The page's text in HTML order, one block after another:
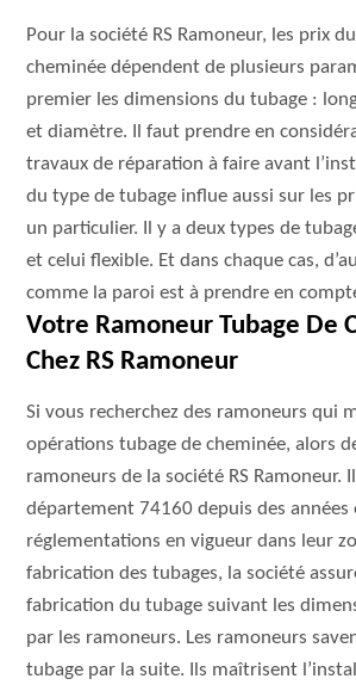
Pour la société RS Ramoneur, les prix
cheminée dépendent de plusieurs
premier les dimensions du tubage :
et diamètre. Il faut prendre en
travaux de réparation à faire avant
du type de tubage influe aussi sur les
un particulier. Il y a deux types de
et celui flexible. Et dans chaque cas,
comme la paroi est à prendre en
Votre Ramoneur Tubage De
Chez RS Ramoneur
Si vous recherchez des ramoneurs qui
opérations tubage de cheminée, alors
ramoneurs de la société RS Ramoneur.
département 74160 depuis des années
réglementations en vigueur dans leur
fabrication des tubages, la société
fabrication du tubage suivant les
par les ramoneurs. Les ramoneurs
tubage par la suite. Ils maîtrisent